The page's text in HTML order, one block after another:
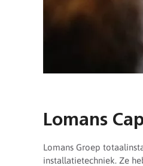
Lomans
Lomans Groep
installatietechniek. Ze